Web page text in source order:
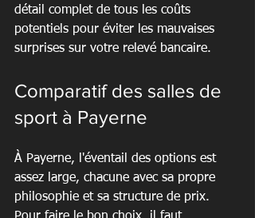
détail complet de tous les coûts
potentiels pour éviter les mauvaises
surprises sur votre relevé bancaire.
Comparatif des salles de
sport à Payerne
À Payerne, l'éventail des options est
assez large, chacune avec sa propre
philosophie et sa structure de prix.